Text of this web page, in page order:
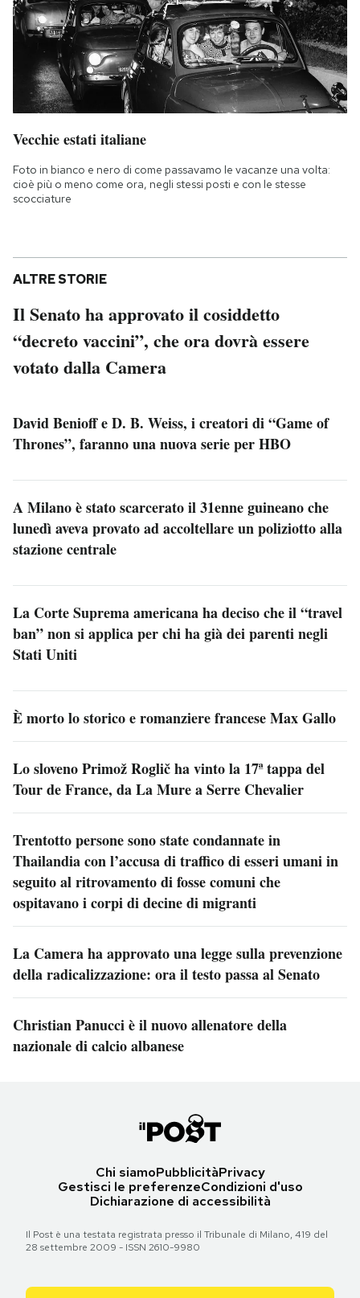
Vecchie estati italiane
Foto in bianco e nero di come passavamo le vacanze una volta:
cioè più o meno come ora, negli stessi posti e con le stesse
scocciature
ALTRE STORIE
Il Senato ha approvato il cosiddetto
“decreto vaccini”, che ora dovrà essere
votato dalla Camera
David Benioff e D. B. Weiss, i creatori di “Game of
Thrones”, faranno una nuova serie per HBO
A Milano è stato scarcerato il 31enne guineano che
lunedì aveva provato ad accoltellare un poliziotto alla
stazione centrale
La Corte Suprema americana ha deciso che il “travel
ban” non si applica per chi ha già dei parenti negli
Stati Uniti
È morto lo storico e romanziere francese Max Gallo
Lo sloveno Primož Roglič ha vinto la 17ª tappa del
Tour de France, da La Mure a Serre Chevalier
Trentotto persone sono state condannate in
Thailandia con l’accusa di traffico di esseri umani in
seguito al ritrovamento di fosse comuni che
ospitavano i corpi di decine di migranti
La Camera ha approvato una legge sulla prevenzione
della radicalizzazione: ora il testo passa al Senato
Christian Panucci è il nuovo allenatore della
nazionale di calcio albanese
Chi siamoPubblicitàPrivacy
Gestisci le preferenzeCondizioni d'uso
Dichiarazione di accessibilità
Il Post è una testata registrata presso il Tribunale di Milano, 419 del
28 settembre 2009 - ISSN 2610-9980